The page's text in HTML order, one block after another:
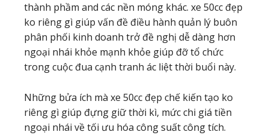
thành phầm and các nền móng khác. xe 50cc đẹp
ko riêng gì giúp vấn đề điều hành quản lý buôn
phân phối kinh doanh trở đề nghị dễ dàng hơn
ngoại nhái khỏe mạnh khỏe giúp đỡ tổ chức
trong cuộc đua cạnh tranh ác liệt thời buổi này.
Những bửa ích mà xe 50cc đẹp chế kiến tạo ko
riêng gì giúp đựng giữ thời kì, mức chi giá tiền
ngoại nhái về tối ưu hóa công suất công tích.